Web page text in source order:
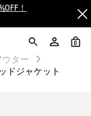
ート！
料
お知らせ
0
ウター
ドジャケット